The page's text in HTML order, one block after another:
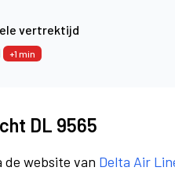
vertrektijd
+1 min
DL 9565
website van Delta Air